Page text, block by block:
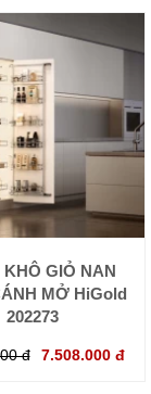
GIỎ NAN
MỞ HiGold
202273
đ 7.508.000 đ